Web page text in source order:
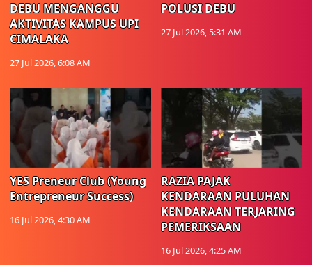
DEBU MENGANGGU
AKTIVITAS KAMPUS UPI
CIMALAKA
27 Jul 2026, 6:08 AM
POLUSI DEBU
27 Jul 2026, 5:31 AM
YES Preneur Club (Young
Entrepreneur Success)
16 Jul 2026, 4:30 AM
RAZIA PAJAK
KENDARAAN PULUHAN
KENDARAAN TERJARING
PEMERIKSAAN
16 Jul 2026, 4:25 AM